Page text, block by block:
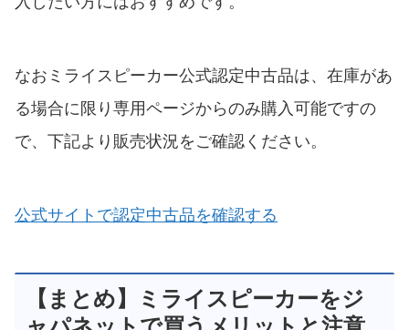
なおミライスピーカー公式認定中古品は、在庫があ
る場合に限り専用ページからのみ購入可能ですの
で、下記より販売状況をご確認ください。
公式サイトで認定中古品を確認する
【まとめ】ミライスピーカーをジ